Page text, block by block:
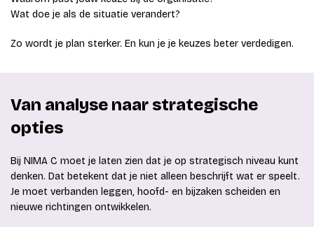
Wat doe je als de situatie verandert?
Zo wordt je plan sterker. En kun je je keuzes beter verdedigen.
Van analyse naar strategische
opties
Bij NIMA C moet je laten zien dat je op strategisch niveau kunt
denken. Dat betekent dat je niet alleen beschrijft wat er speelt.
Je moet verbanden leggen, hoofd- en bijzaken scheiden en
nieuwe richtingen ontwikkelen.